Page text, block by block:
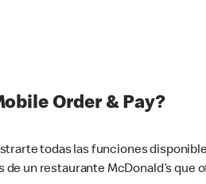
Order & Pay?
todas las funciones
de un restaurante McDonald’s que